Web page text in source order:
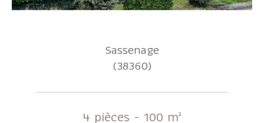
Sassenage
(38360)
4 pièces - 100 m²